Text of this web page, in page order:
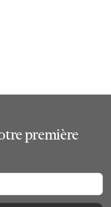
première